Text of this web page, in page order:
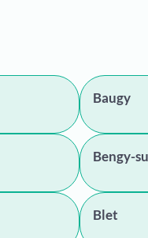
Baugy
Bengy-
Blet